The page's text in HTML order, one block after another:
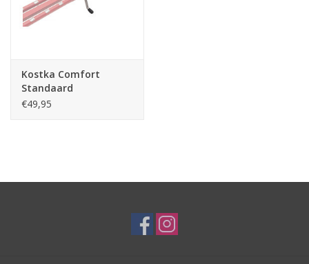
Kostka Comfort
Standaard
€49,95